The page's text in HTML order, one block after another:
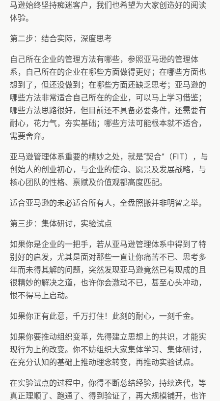
马逊始终坚持痴迷客户，我们也希望为大家创造好的阅读
体验。
第二步：结合实际，深度思考
自己所在企业的管理方法有哪些，参照亚马逊的管理体
系，自己所在的企业在哪些方面做得更好；在哪些方面也
想到了，但还没做到；在哪些方面还缺乏思考；亚马逊的
哪些方法非常适合自己所在的企业，可以马上学习借鉴；
哪些方法思路很好，但目前还不具备必要条件，还需要有
耐心，花力气，夯实基础；哪些方法可能根本就不适合，
需要舍弃。
亚马逊管理体系重要的精妙之处，就是“契合”（FIT），与
创始人的创业初心，与企业的使命、愿景及发展战略，与
核心团队的性格、禀赋及价值观都高度匹配。
适合亚马逊的未必适合所有人，全盘照搬并非明智之举。
第三步：集体研讨，实验试点
如果你是企业的一把手，若从亚马逊管理体系中得到了特
别好的启发，尤其是面对那些一直让你痛苦不已、思考多
年而未得其解的问题，突然发现亚马逊竟然已有现成的且
很精妙的解决之道，也许你会激动不已，甚至心头冲动，
恨不得马上启动。
如果你正有此意，千万打住！此刻的耐心，一刻千金。
如果你要推动组织变革，先得建立思想上的共识，才能实
现行为上的改变。你不妨组织大家集体学习、集体研讨，
在充分认知的基础上推动理念转变，再推动实验试点。
在实验试点的过程中，你得不断总结经验，持续迭代，等
真正理顺了、跑通了、得到验证了，再大规模铺开，也许